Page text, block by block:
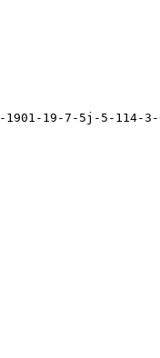
1901-19-7-5j-5-